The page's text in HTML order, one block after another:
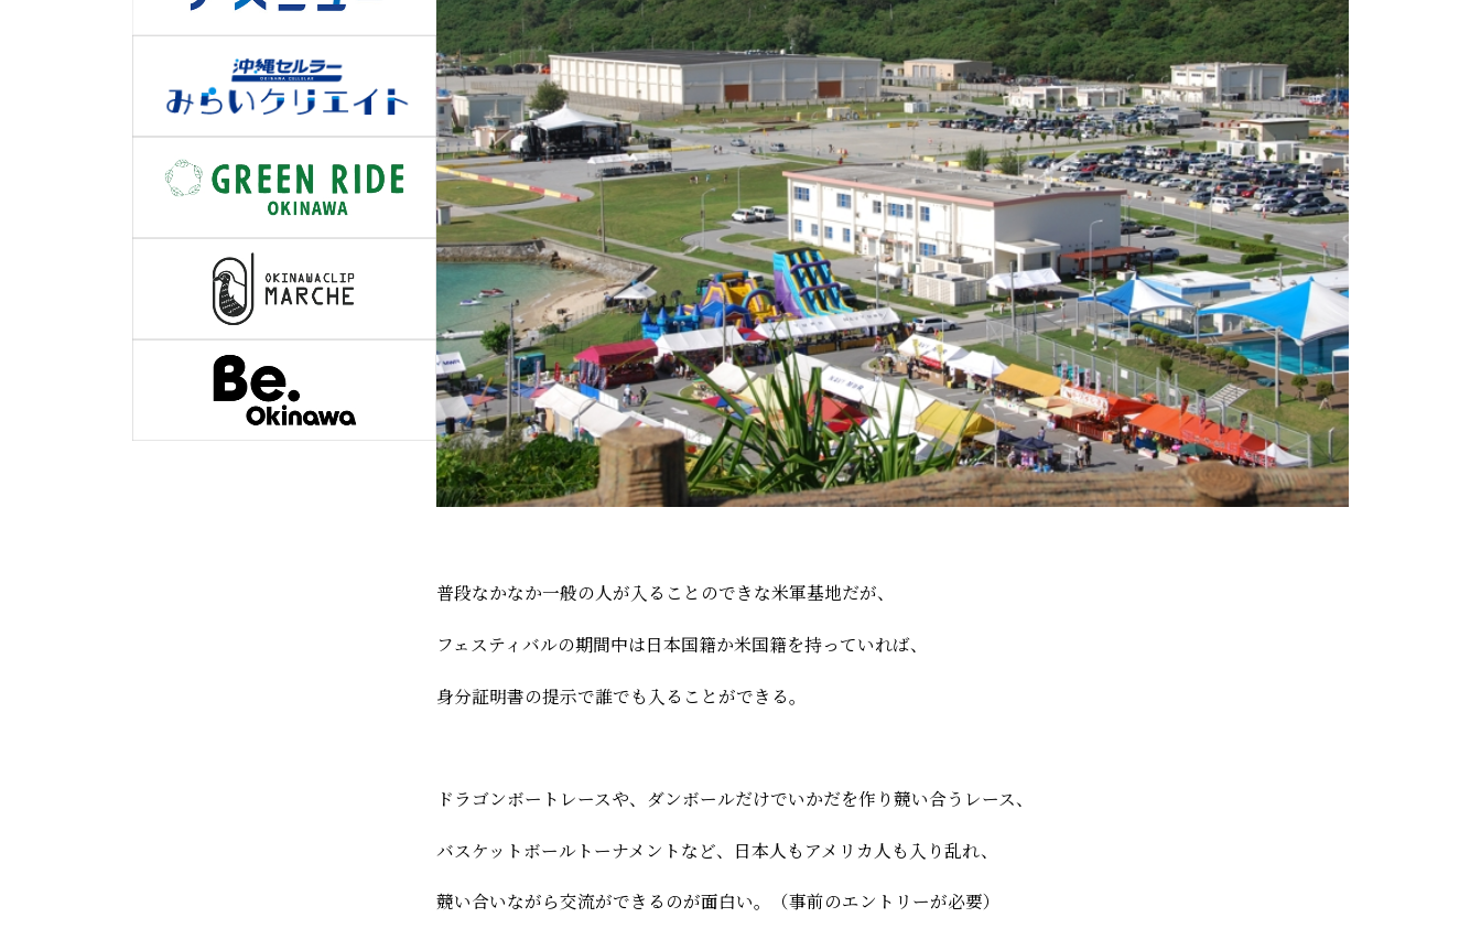
普段なかなか一般の人が入ることのできな米軍基地だが、
フェスティバルの期間中は日本国籍か米国籍を持っていれば、
身分証明書の提示で誰でも入ることができる。
ドラゴンボートレースや、ダンボールだけでいかだを作り競い合うレース、
バスケットボールトーナメントなど、日本人もアメリカ人も入り乱れ、
競い合いながら交流ができるのが面白い。（事前のエントリーが必要）